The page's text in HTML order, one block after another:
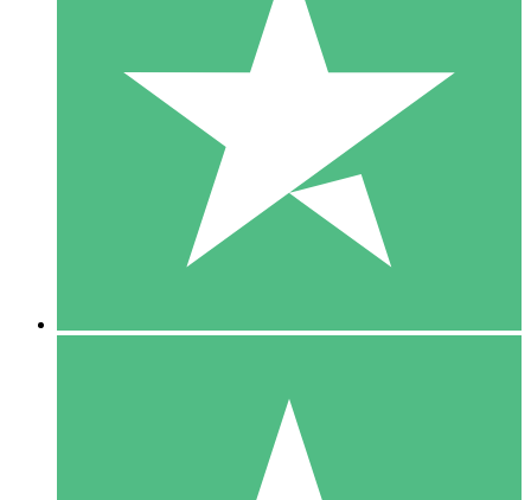
Individuelle Credit-Pakete
Zahlen Sie nach Bedarf mit Download-Credits. Keine
monatliche Verpflichtung erforderlich.
10 00
10 Downloads
20 00